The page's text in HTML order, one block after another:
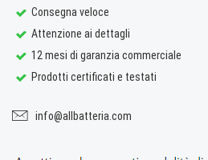
Consegna veloce
Attenzione ai dettagli
12 mesi di garanzia commerciale
Prodotti certificati e testati
info@allbatteria.com